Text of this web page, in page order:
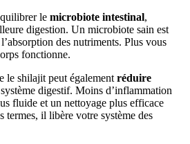
le microbiote intestinal,
digestion. Un microbiote sain est
des nutriments. Plus vous
fonctionne.
le shilajit peut également réduire
digestif. Moins d’inflammation
fluide et un nettoyage plus efficace
termes, il libère votre système des